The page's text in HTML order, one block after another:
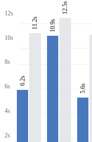
12s
10s
8s
6s
4s
2s
6.2s
11.2s 10.9s
12.5s
5.6s